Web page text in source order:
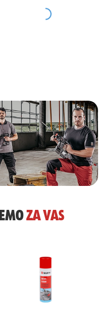
ZAVAS